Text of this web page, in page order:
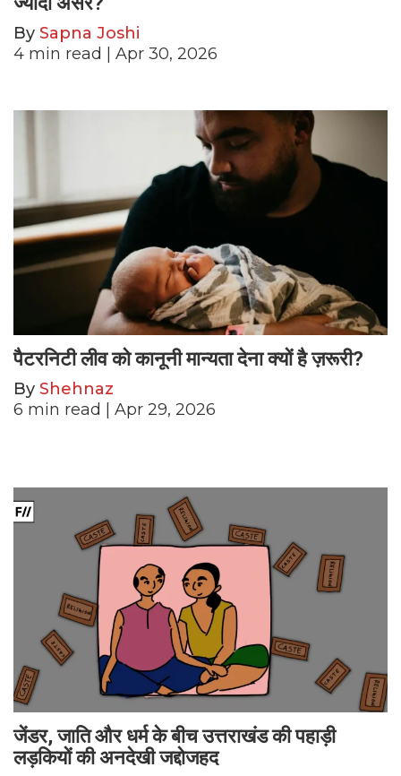
By Sapna Joshi
4 min read | Apr 30, 2026
पैटरनिटी लीव को कानूनी मान्यता देना क्यों है ज़रूरी?
By Shehnaz
6 min read | Apr 29, 2026
जेंडर, जाति और धर्म के बीच उत्तराखंड की पहाड़ी
लड़कियों की अनदेखी जद्दोजहद